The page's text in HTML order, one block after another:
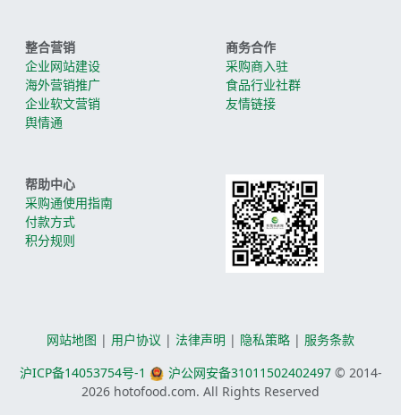
整合营销
企业网站建设
海外营销推广
企业软文营销
舆情通
商务合作
采购商入驻
食品行业社群
友情链接
帮助中心
采购通使用指南
付款方式
积分规则
网站地图 | 用户协议 | 法律声明 | 隐私策略 | 服务条款
沪ICP备14053754号-1
沪公网安备31011502402497© 2014-
2026 hotofood.com. All Rights Reserved